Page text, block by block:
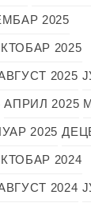
2025
2025
2025
АПРИЛ 2025
2025
2024
2024